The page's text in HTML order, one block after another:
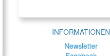
INFORMATIONEN
Newsletter